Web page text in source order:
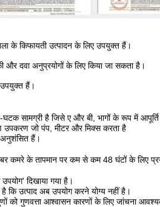
के किफायती उत्पादन के लिए उपयुक्त हैं।
दवा अनुप्रयोगों के लिए किया जा सकता है।
उपयुक्त हैं।
सामग्री है जिसे ए और बी, भागों के रूप में आपूर्ति
उपकरण जो पंप, मीटर और मिक्स करता है
अनुशंसित हैं।
कमरे के तापमान पर कम से कम 48 घंटों के लिए
दिखाया गया है।
कि उत्पाद अब उपयोग करने योग्य नहीं है।
को गुणवत्ता आश्वासन कारणों के लिए जांचना